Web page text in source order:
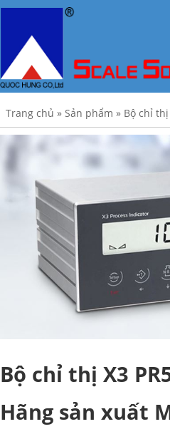
Trang chủ » Sản phẩm » Bộ chỉ thị
Bộ chỉ thị X3
Hãng sản xuất